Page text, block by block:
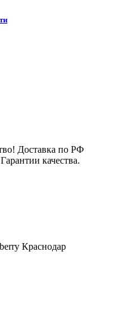
Доставка по РФ
качества.
Краснодар